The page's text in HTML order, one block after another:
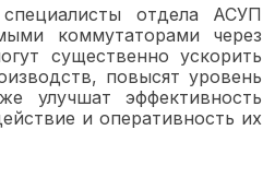
отдела АСУП
коммутаторами через
существенно ускорить
повысят уровень
улучшат эффективность
и оперативность их